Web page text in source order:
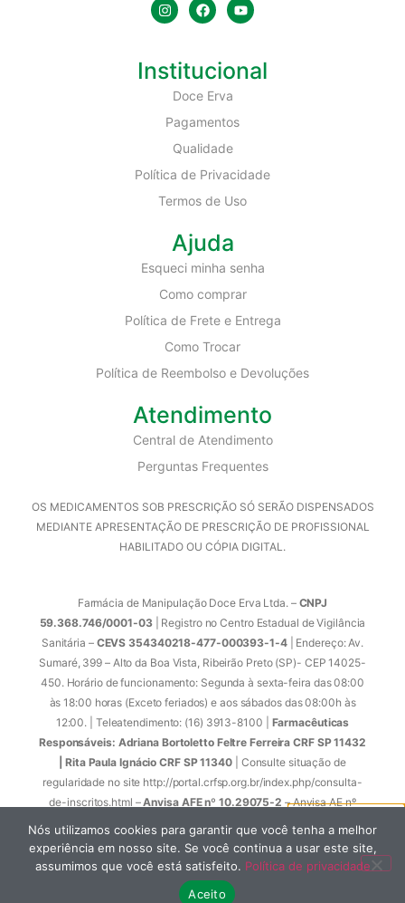
Institucional
Doce Erva
Pagamentos
Qualidade
Política de Privacidade
Termos de Uso
Ajuda
Esqueci minha senha
Como comprar
Política de Frete e Entrega
Como Trocar
Política de Reembolso e Devoluções
Atendimento
Central de Atendimento
Perguntas Frequentes
OS MEDICAMENTOS SOB PRESCRIÇÃO SÓ SERÃO DISPENSADOS
MEDIANTE APRESENTAÇÃO DE PRESCRIÇÃO DE PROFISSIONAL
HABILITADO OU CÓPIA DIGITAL.
Farmácia de Manipulação Doce Erva Ltda. – CNPJ
59.368.746/0001-03| Registro no Centro Estadual de Vigilância
Sanitária –CEVS 354340218-477-000393-1-4| Endereço: Av.
Sumaré, 399 – Alto da Boa Vista, Ribeirão Preto (SP)- CEP 14025-
450. Horário de funcionamento: Segunda à sexta-feira das 08:00
às 18:00 horas (Exceto feriados) e aos sábados das 08:00h às
12:00. | Teleatendimento: (16) 3913-8100 | Farmacêuticas
Responsáveis: Adriana Bortoletto Feltre Ferreira CRF SP 11432
| Rita Paula Ignácio CRF SP 11340 | Consulte situação de
regularidade no site http://portal.crfsp.org.br/index.php/consulta-
de-inscritos.html –Anvisa AFE nº 10.29075-2 – Anvisa AE nº
1.33298-0 | Anvisa Atende Ouvidoria Tel: 0800-6429782 /
Certidão de Regularidade
CRF/SP nº 12941
© 2023. Todos os direitos reservados. Desenvolvido por
ipharmaweb
Nós utilizamos cookies para garantir que você tenha a melhor
experiência em nosso site. Se você continua a usar este site,
assumimos que você está satisfeito. Política de privacidade
Aceito